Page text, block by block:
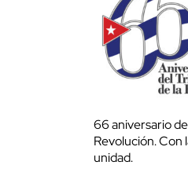
66 aniversario
Revolución. Con
unidad.